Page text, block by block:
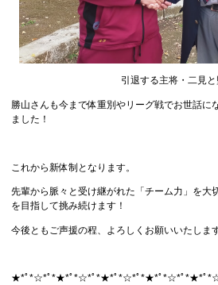
引退する主将・二見
勝山さんも今まで体重別やリーグ戦でお世話に
ました！
これから新体制となります。
先輩から脈々と受け継がれた「チーム力」を大
を目指して挑み続けます！
今後ともご声援の程、よろしくお願いいたしま
★*ﾟ*☆*ﾟ*★*ﾟ*☆*ﾟ*★*ﾟ*☆*ﾟ*★*ﾟ*☆*ﾟ*★*ﾟ